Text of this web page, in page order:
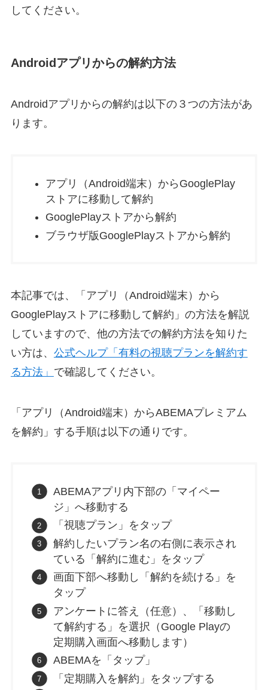
してください。
Androidアプリからの解約方法
Androidアプリからの解約は以下の３つの方法があ
ります。
アプリ（Android端末）からGooglePlay
ストアに移動して解約
GooglePlayストアから解約
ブラウザ版GooglePlayストアから解約
本記事では、「アプリ（Android端末）から
GooglePlayストアに移動して解約」の方法を解説
していますので、他の方法での解約方法を知りた
い方は、 公式ヘルプ「有料の視聴プランを解約す
る方法」 で確認してください。
「アプリ（Android端末）からABEMAプレミアム
を解約」する手順は以下の通りです。
ABEMAアプリ内下部の「マイペー
ジ」へ移動する
「視聴プラン」をタップ
解約したいプラン名の右側に表示され
ている「解約に進む」をタップ
画面下部へ移動し「解約を続ける」を
タップ
アンケートに答え（任意）、「移動し
て解約する」を選択（Google Playの
定期購入画面へ移動します）
ABEMAを「タップ」
「定期購入を解約」をタップする